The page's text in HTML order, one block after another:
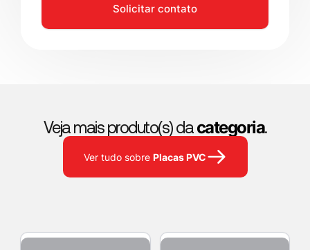
Solicitar contato
Veja mais produto(s) dacategoria.
Ver tudo sobre Placas PVC